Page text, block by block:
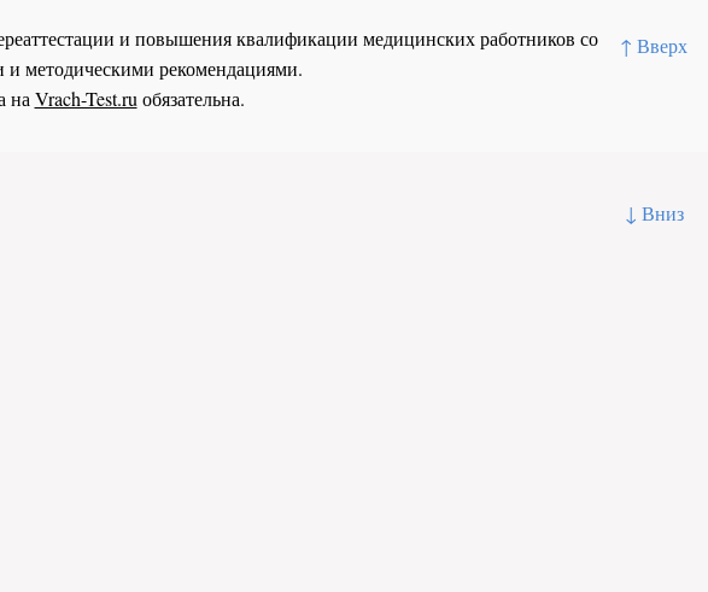
↑ Вверх
↓ Вниз
и повышения квалификации медицинских работников со
методическими рекомендациями.
на Vrach-Test.ru обязательна.